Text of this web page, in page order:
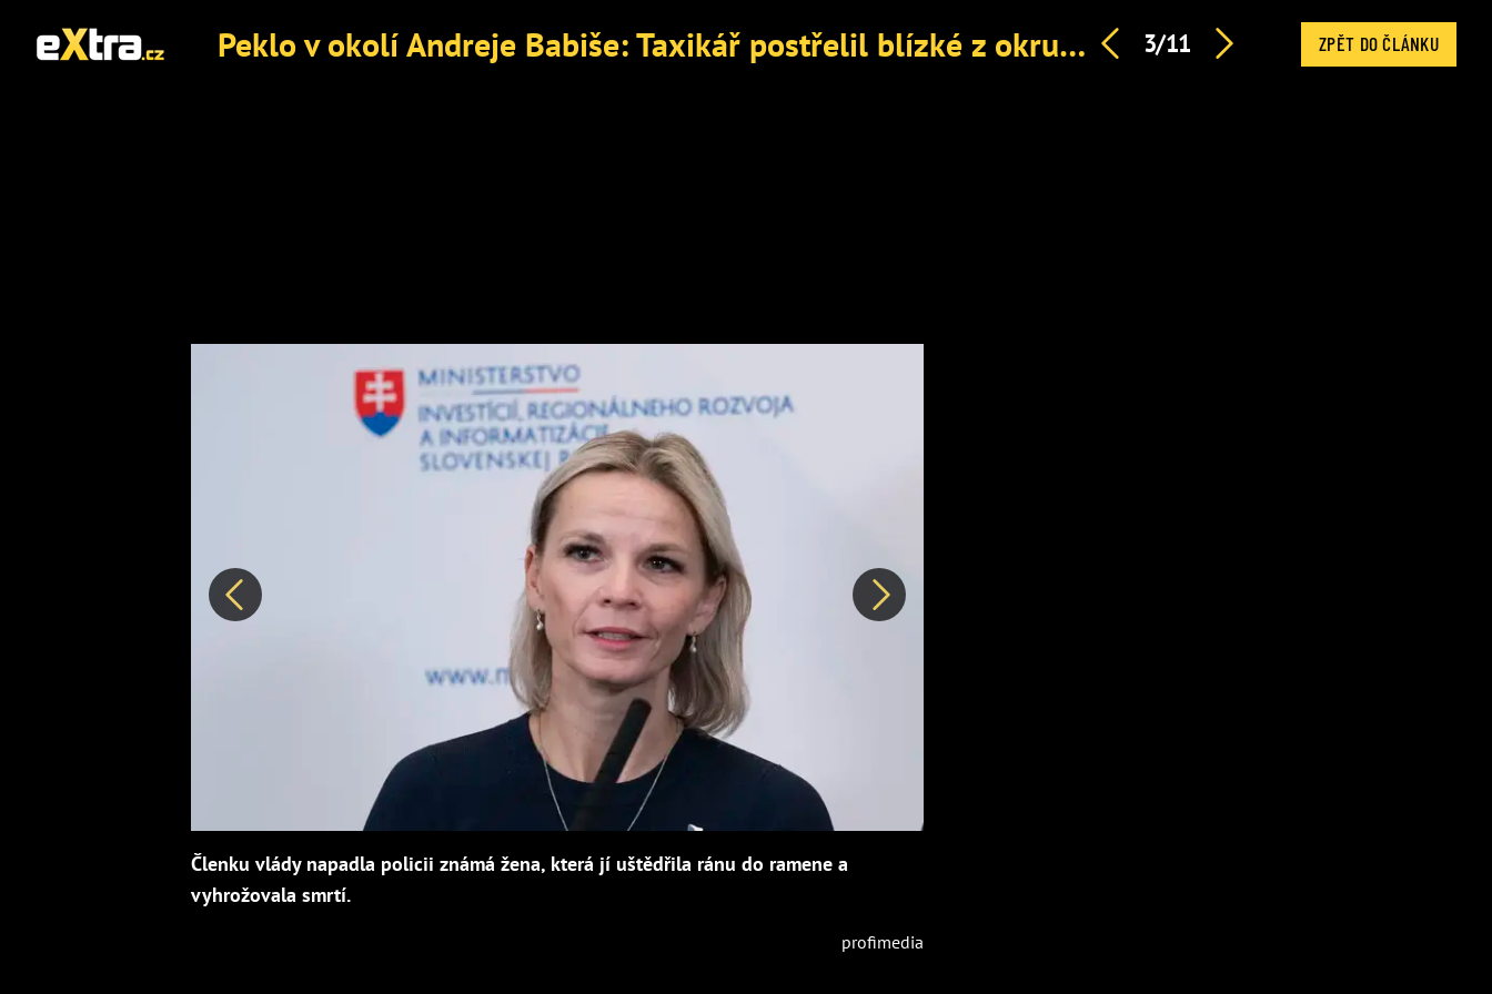
Peklo v okolí Andreje Babiše: Taxikář postřelil blízké z okruhu premiéra 3/11 ZPĚT DO ČLÁNKU
Předchozí Další
Členku vlády napadla policii známá žena, která jí uštědřila ránu do ramene a
vyhrožovala smrtí.
profimedia